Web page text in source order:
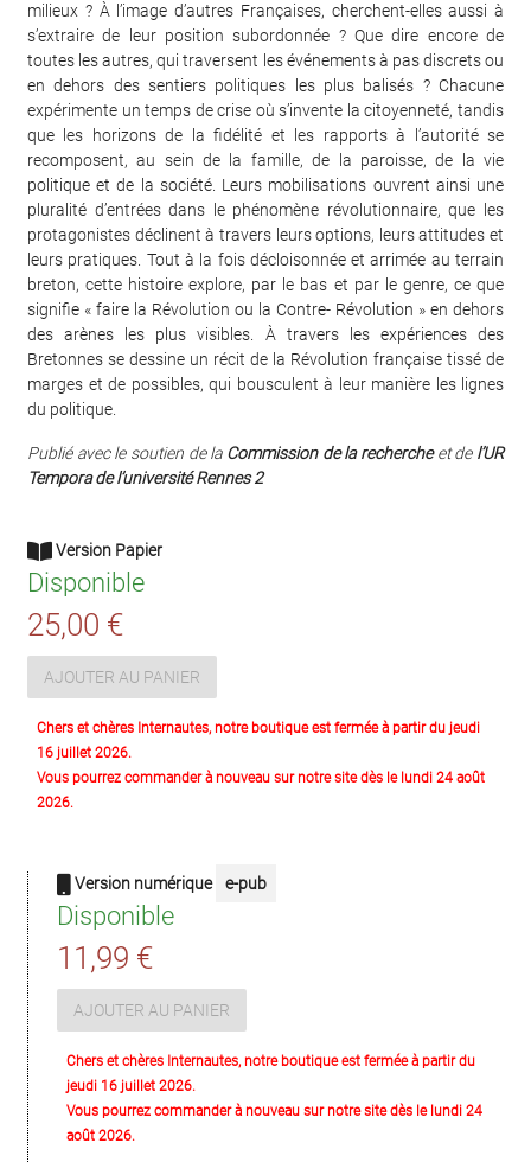
milieux ? À l’image d’autres Françaises, cherchent-elles aussi à
s’extraire de leur position subordonnée ? Que dire encore de
toutes les autres, qui traversent les événements à pas discrets ou
en dehors des sentiers politiques les plus balisés ? Chacune
expérimente un temps de crise où s’invente la citoyenneté, tandis
que les horizons de la fidélité et les rapports à l’autorité se
recomposent, au sein de la famille, de la paroisse, de la vie
politique et de la société. Leurs mobilisations ouvrent ainsi une
pluralité d’entrées dans le phénomène révolutionnaire, que les
protagonistes déclinent à travers leurs options, leurs attitudes et
leurs pratiques. Tout à la fois décloisonnée et arrimée au terrain
breton, cette histoire explore, par le bas et par le genre, ce que
signifie « faire la Révolution ou la Contre- Révolution » en dehors
des arènes les plus visibles. À travers les expériences des
Bretonnes se dessine un récit de la Révolution française tissé de
marges et de possibles, qui bousculent à leur manière les lignes
du politique.
Publié avec le soutien de la Commission de la rechercheet de l’UR
Tempora de l’université Rennes 2
Version Papier
Disponible
25,00 €
AJOUTER AU PANIER
Chers et chères Internautes, notre boutique est fermée à partir du jeudi
16 juillet 2026.
Vous pourrez commander à nouveau sur notre site dès le lundi 24 août
2026.
Version numérique e-pub
Disponible
11,99 €
AJOUTER AU PANIER
Chers et chères Internautes, notre boutique est fermée à partir du
jeudi 16 juillet 2026.
Vous pourrez commander à nouveau sur notre site dès le lundi 24
août 2026.